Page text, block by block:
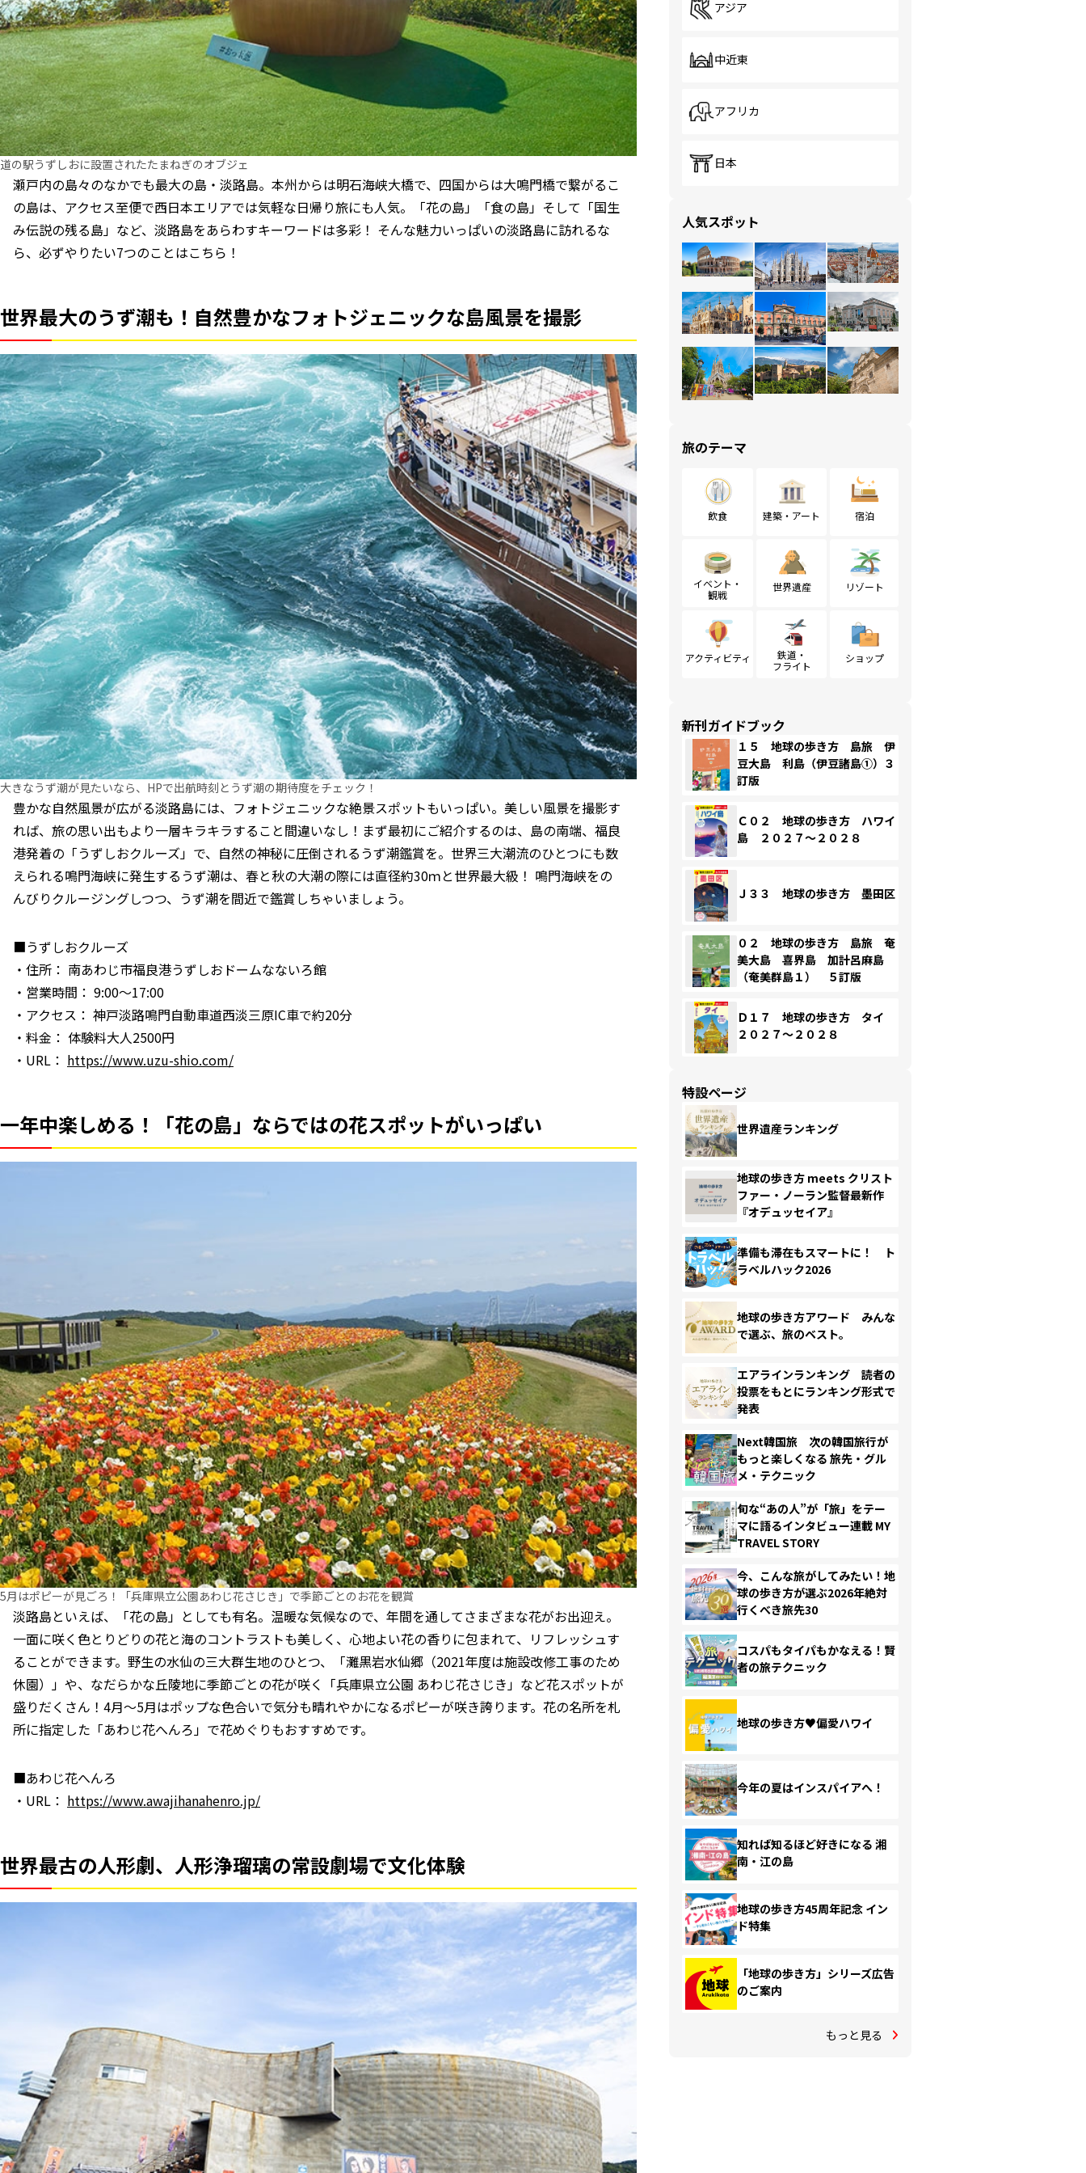
道の駅うずしおに設置されたたまねぎのオブジェ
瀬戸内の島々のなかでも最大の島・淡路島。本州からは明石海峡大橋で、四国からは大鳴門橋で繋がるこ
の島は、アクセス至便で西日本エリアでは気軽な日帰り旅にも人気。「花の島」「食の島」そして「国生
み伝説の残る島」など、淡路島をあらわすキーワードは多彩！ そんな魅力いっぱいの淡路島に訪れるな
ら、必ずやりたい7つのことはこちら！
世界最大のうず潮も！自然豊かなフォトジェニックな島風景を撮影
大きなうず潮が見たいなら、HPで出航時刻とうず潮の期待度をチェック！
豊かな自然風景が広がる淡路島には、フォトジェニックな絶景スポットもいっぱい。美しい風景を撮影す
れば、旅の思い出もより一層キラキラすること間違いなし！まず最初にご紹介するのは、島の南端、福良
港発着の「うずしおクルーズ」で、自然の神秘に圧倒されるうず潮鑑賞を。世界三大潮流のひとつにも数
えられる鳴門海峡に発生するうず潮は、春と秋の大潮の際には直径約30ｍと世界最大級！ 鳴門海峡をの
んびりクルージングしつつ、うず潮を間近で鑑賞しちゃいましょう。
■うずしおクルーズ
・住所： 南あわじ市福良港うずしおドームなないろ館
・営業時間： 9:00〜17:00
・アクセス： 神戸淡路鳴門自動車道西淡三原IC車で約20分
・料金： 体験料大人2500円
・URL： https://www.uzu-shio.com/
一年中楽しめる！「花の島」ならではの花スポットがいっぱい
5月はポピーが見ごろ！「兵庫県立公園あわじ花さじき」で季節ごとのお花を観賞
淡路島といえば、「花の島」としても有名。温暖な気候なので、年間を通してさまざまな花がお出迎え。
一面に咲く色とりどりの花と海のコントラストも美しく、心地よい花の香りに包まれて、リフレッシュす
ることができます。野生の水仙の三大群生地のひとつ、「灘黒岩水仙郷（2021年度は施設改修工事のため
休園）」や、なだらかな丘陵地に季節ごとの花が咲く「兵庫県立公園 あわじ花さじき」など花スポットが
盛りだくさん！4月～5月はポップな色合いで気分も晴れやかになるポピーが咲き誇ります。花の名所を札
所に指定した「あわじ花へんろ」で花めぐりもおすすめです。
■あわじ花へんろ
・URL： https://www.awajihanahenro.jp/
世界最古の人形劇、人形浄瑠璃の常設劇場で文化体験
アジア
中近東
アフリカ
日本
人気スポット
旅のテーマ
飲食 建築・アート 宿泊
イベント・
観戦
世界遺産 リゾート
アクティビティ
鉄道・
フライト
ショップ
新刊ガイドブック
１５ 地球の歩き方 島旅 伊
豆大島 利島（伊豆諸島①）３
訂版
Ｃ０２ 地球の歩き方 ハワイ
島 ２０２７～２０２８
Ｊ３３ 地球の歩き方 墨田区
０２ 地球の歩き方 島旅 奄
美大島 喜界島 加計呂麻島
（奄美群島１） ５訂版
Ｄ１７ 地球の歩き方 タイ
２０２７～２０２８
特設ページ
世界遺産ランキング
地球の歩き方 meets クリスト
ファー・ノーラン監督最新作
『オデュッセイア』
準備も滞在もスマートに！ ト
ラベルハック2026
地球の歩き方アワード みんな
で選ぶ、旅のベスト。
エアラインランキング 読者の
投票をもとにランキング形式で
発表
Next韓国旅 次の韓国旅行が
もっと楽しくなる 旅先・グル
メ・テクニック
旬な“あの人”が「旅」をテー
マに語るインタビュー連載 MY
TRAVEL STORY
今、こんな旅がしてみたい！地
球の歩き方が選ぶ2026年絶対
行くべき旅先30
コスパもタイパもかなえる！賢
者の旅テクニック
地球の歩き方♥偏愛ハワイ
今年の夏はインスパイアへ！
知れば知るほど好きになる 湘
南・江の島
地球の歩き方45周年記念 イン
ド特集
「地球の歩き方」シリーズ広告
のご案内
もっと見る